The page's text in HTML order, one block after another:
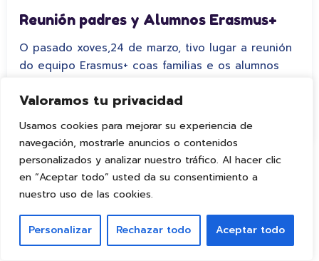
Valoramos tu privacidad
Usamos cookies para mejorar su experiencia de
navegación, mostrarle anuncios o contenidos
personalizados y analizar nuestro tráfico. Al hacer clic
en “Aceptar todo” usted da su consentimiento a
nuestro uso de las cookies.
Personalizar Rechazar todo Aceptar todo
Reunión padres y Alumnos Erasmus+
O pasado xoves,24 de marzo, tivo lugar a reunión
do equipo Erasmus+ coas familias e os alumnos